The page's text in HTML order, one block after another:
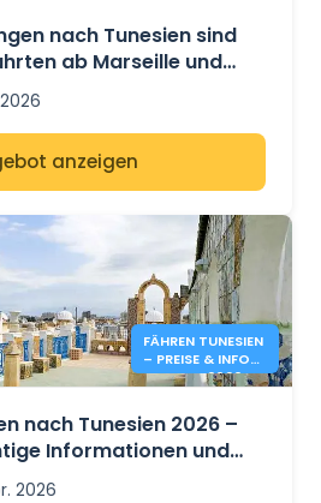
UND GENUA
nach Tunesien sind
ab Marseille und
anzeigen
FÄHREN TUNESIEN
– PREISE & INFOS
SOMMER 2026
nach Tunesien 2026 –
Informationen und
im Sommer
2026